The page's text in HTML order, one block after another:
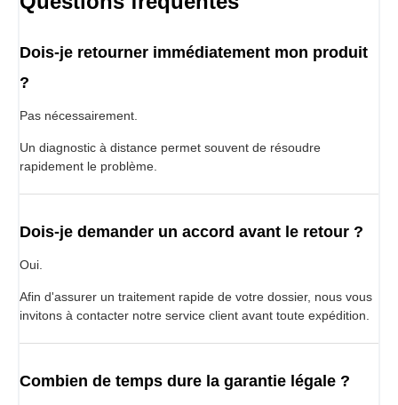
Dois-je retourner immédiatement mon produit
?
Pas nécessairement.
Un diagnostic à distance permet souvent de résoudre
rapidement le problème.
Dois-je demander un accord avant le retour ?
Oui.
Afin d'assurer un traitement rapide de votre dossier, nous vous
invitons à contacter notre service client avant toute expédition.
Combien de temps dure la garantie légale ?